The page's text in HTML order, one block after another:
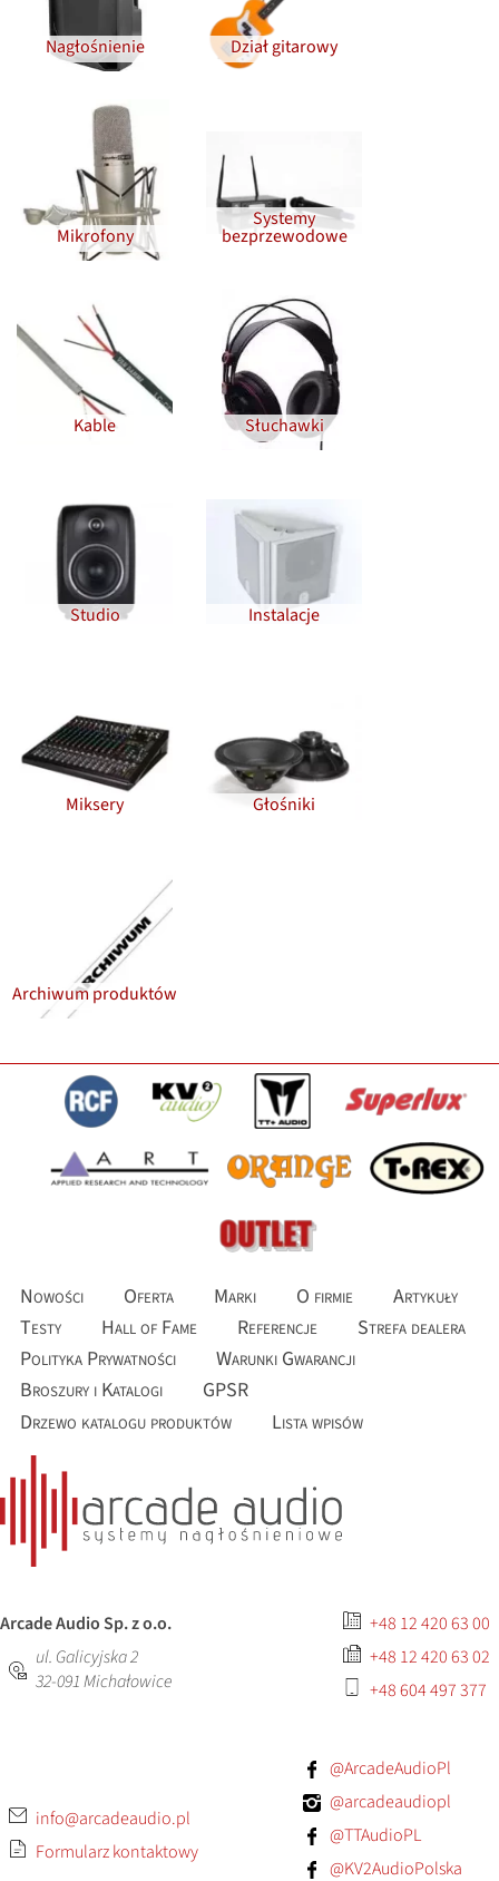
Nagłośnienie Dział gitarowy
Mikrofony
Systemy
bezprzewodowe
Kable Słuchawki
Studio Instalacje
Miksery Głośniki
Archiwum produktów
Nowości Oferta Marki O firmie
Artykuły
Testy
Hall of Fame Referencje
Strefa dealera
Polityka Prywatności
Warunki Gwarancji
Broszury i Katalogi
GPSR
Drzewo katalogu produktów
Lista wpisów
Arcade Audio Sp. z o.o.
ul. Galicyjska 2
32-091Michałowice
+48 12 420 63 00
+48 12 420 63 02
+48 604 497 377
info@arcadeaudio.pl
Formularz kontaktowy
@ArcadeAudioPl
@arcadeaudiopl
@TTAudioPL
@KV2AudioPolska